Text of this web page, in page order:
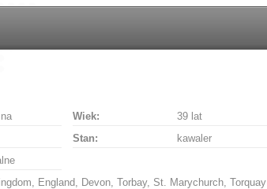
Wiek:
39 lat
Stan:
kawaler
England, Devon, Torbay, St. Marychurch, Torquay